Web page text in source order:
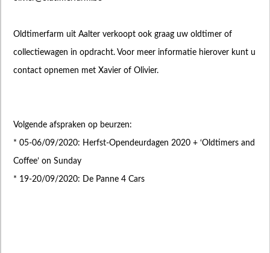
Oldtimerfarm uit Aalter verkoopt ook graag uw oldtimer of
collectiewagen in opdracht. Voor meer informatie hierover kunt u
contact opnemen met Xavier of Olivier.
Volgende afspraken op beurzen:
* 05-06/09/2020: Herfst-Opendeurdagen 2020 + ‘Oldtimers and
Coffee’ on Sunday
* 19-20/09/2020: De Panne 4 Cars